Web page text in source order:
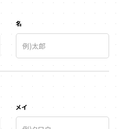
名
メイ